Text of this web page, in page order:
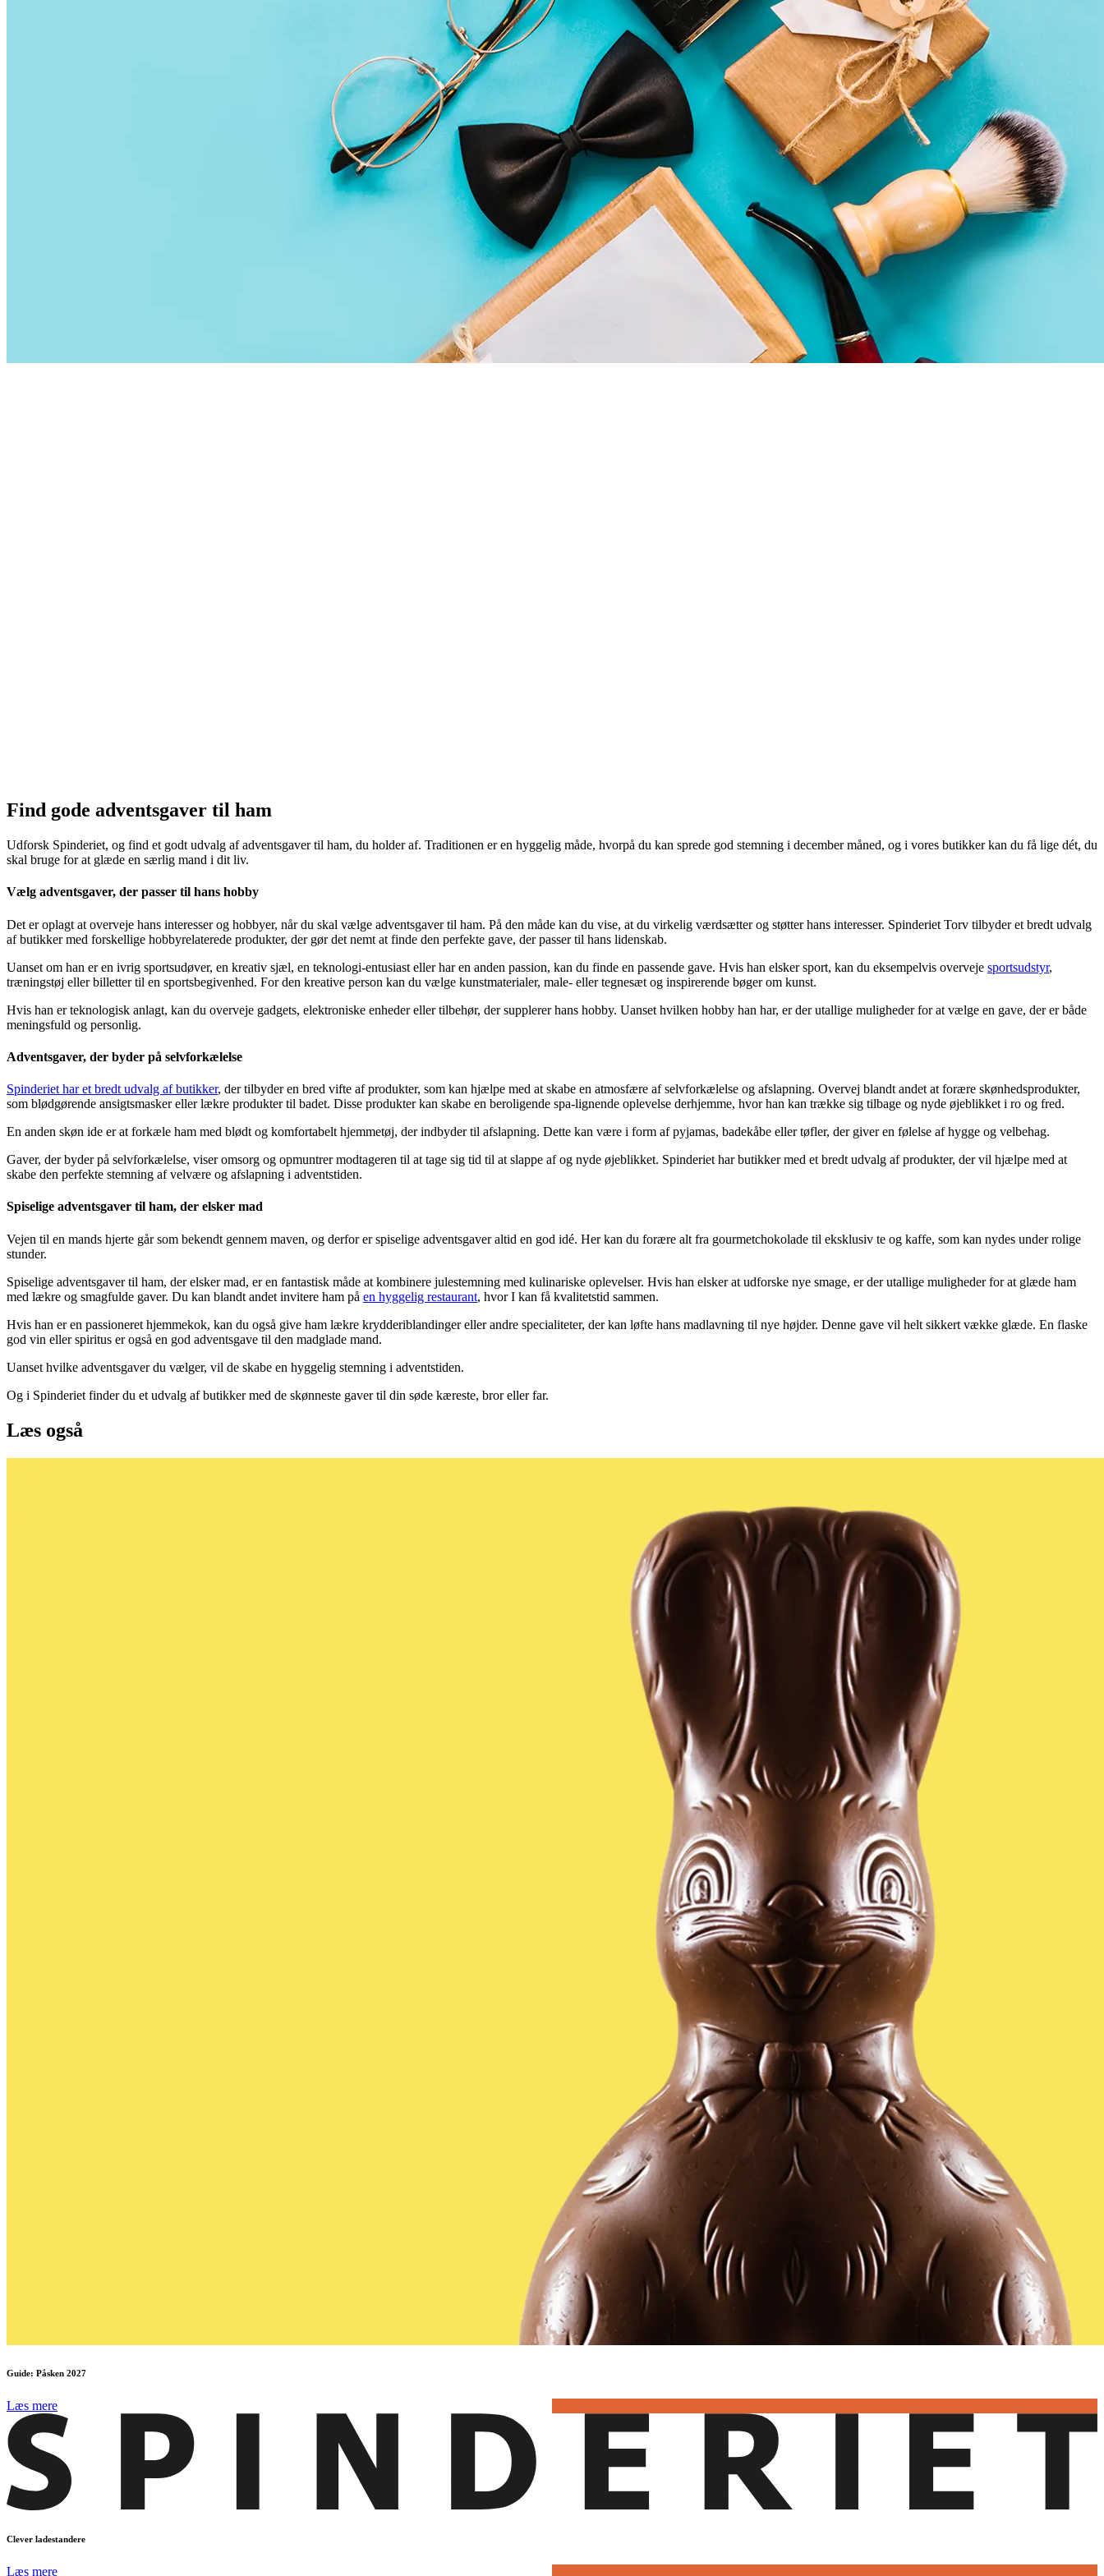
Find gode adventsgaver til ham
Udforsk Spinderiet, og find et godt udvalg af adventsgaver til ham, du holder af. Traditionen er en hyggelig måde, hvorpå du kan sprede god stemning i december måned, og i vores butikker kan du få lige dét, du
skal bruge for at glæde en særlig mand i dit liv.
Vælg adventsgaver, der passer til hans hobby
Det er oplagt at overveje hans interesser og hobbyer, når du skal vælge adventsgaver til ham. På den måde kan du vise, at du virkelig værdsætter og støtter hans interesser. Spinderiet Torv tilbyder et bredt udvalg
af butikker med forskellige hobbyrelaterede produkter, der gør det nemt at finde den perfekte gave, der passer til hans lidenskab.
Uanset om han er en ivrig sportsudøver, en kreativ sjæl, en teknologi-entusiast eller har en anden passion, kan du finde en passende gave. Hvis han elsker sport, kan du eksempelvis overveje sportsudstyr,
træningstøj eller billetter til en sportsbegivenhed. For den kreative person kan du vælge kunstmaterialer, male- eller tegnesæt og inspirerende bøger om kunst.
Hvis han er teknologisk anlagt, kan du overveje gadgets, elektroniske enheder eller tilbehør, der supplerer hans hobby. Uanset hvilken hobby han har, er der utallige muligheder for at vælge en gave, der er både
meningsfuld og personlig.
Adventsgaver, der byder på selvforkælelse
Spinderiet har et bredt udvalg af butikker, der tilbyder en bred vifte af produkter, som kan hjælpe med at skabe en atmosfære af selvforkælelse og afslapning. Overvej blandt andet at forære skønhedsprodukter,
som blødgørende ansigtsmasker eller lækre produkter til badet. Disse produkter kan skabe en beroligende spa-lignende oplevelse derhjemme, hvor han kan trække sig tilbage og nyde øjeblikket i ro og fred.
En anden skøn ide er at forkæle ham med blødt og komfortabelt hjemmetøj, der indbyder til afslapning. Dette kan være i form af pyjamas, badekåbe eller tøfler, der giver en følelse af hygge og velbehag.
Gaver, der byder på selvforkælelse, viser omsorg og opmuntrer modtageren til at tage sig tid til at slappe af og nyde øjeblikket. Spinderiet har butikker med et bredt udvalg af produkter, der vil hjælpe med at
skabe den perfekte stemning af velvære og afslapning i adventstiden.
Spiselige adventsgaver til ham, der elsker mad
Vejen til en mands hjerte går som bekendt gennem maven, og derfor er spiselige adventsgaver altid en god idé. Her kan du forære alt fra gourmetchokolade til eksklusiv te og kaffe, som kan nydes under rolige
stunder.
Spiselige adventsgaver til ham, der elsker mad, er en fantastisk måde at kombinere julestemning med kulinariske oplevelser. Hvis han elsker at udforske nye smage, er der utallige muligheder for at glæde ham
med lækre og smagfulde gaver. Du kan blandt andet invitere ham på en hyggelig restaurant, hvor I kan få kvalitetstid sammen.
Hvis han er en passioneret hjemmekok, kan du også give ham lækre krydderiblandinger eller andre specialiteter, der kan løfte hans madlavning til nye højder. Denne gave vil helt sikkert vække glæde. En flaske
god vin eller spiritus er også en god adventsgave til den madglade mand.
Uanset hvilke adventsgaver du vælger, vil de skabe en hyggelig stemning i adventstiden.
Og i Spinderiet finder du et udvalg af butikker med de skønneste gaver til din søde kæreste, bror eller far.
Læs også
Guide: Påsken 2027
Læs mere
Clever ladestandere
Læs mere